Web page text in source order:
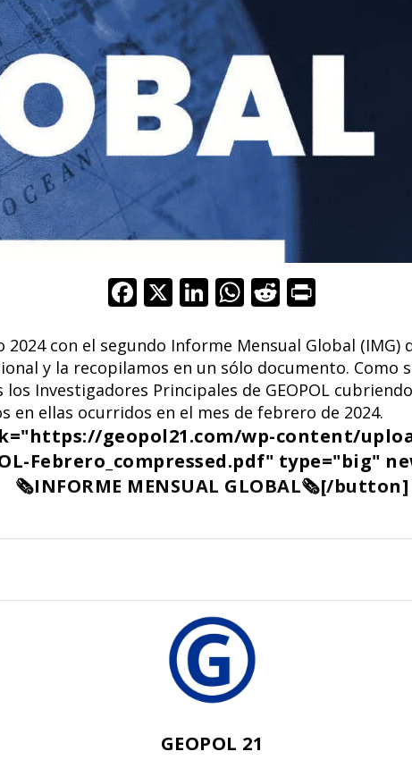
F
e
b
o
o
k
X Li
k
e
dI
n
W
at
s
A
p
p
R
d
di
t
t
2024 con el segundo Informe Mensual Global (IMG)
y la recopilamos en un sólo documento. Como
Investigadores Principales de GEOPOL
en ellas ocurridos en el mes de febrero de 2024.
geopol21.com/wp-content/
Febrero_compressed.pdf" type="big"
🗞️INFORME MENSUAL GLOBAL🗞️[/button]
GEOPOL 21